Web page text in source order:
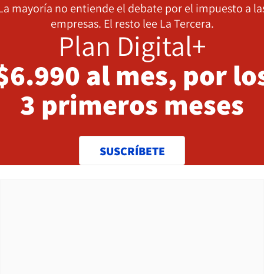
mayoría no entiende el debate por el impuesto a
empresas. El resto lee La Tercera.
Plan Digital+
al mes, por
3 primeros meses
SUSCRÍBETE